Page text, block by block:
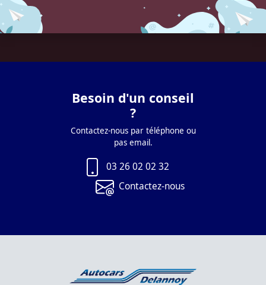
Besoin d'un conseil
?
Contactez-nous par téléphone ou
pas email.
03 26 02 02 32
Contactez-nous